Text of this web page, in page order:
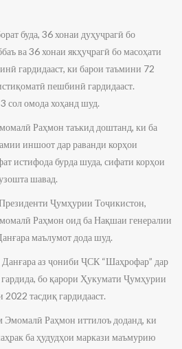
буда, 36 хонаи дуҳуҷрагӣ бо
ва 36 хонаи якҳуҷрагӣ бо масоҳати
гардидааст, ки барои таъмини 72
пешбинӣ гардидааст.
сол омода хоҳанд шуд.
Раҳмон таъкид доштанд, ки ба
иншоот дар раванди корҳои
истифода бурда шуда, сифати корҳои
шавад.
Ҷумҳурии Тоҷикистон,
Раҳмон оид ба Нақшаи генералии
маълумот дода шуд.
аз ҷониби ҶСК “Шаҳрофар” дар
гардида, бо қарори Ҳукумати Ҷумҳурии
тасдиқ гардидааст.
Раҳмон иттилоъ доданд, ки
ба ҳудудҳои маркази маъмурию